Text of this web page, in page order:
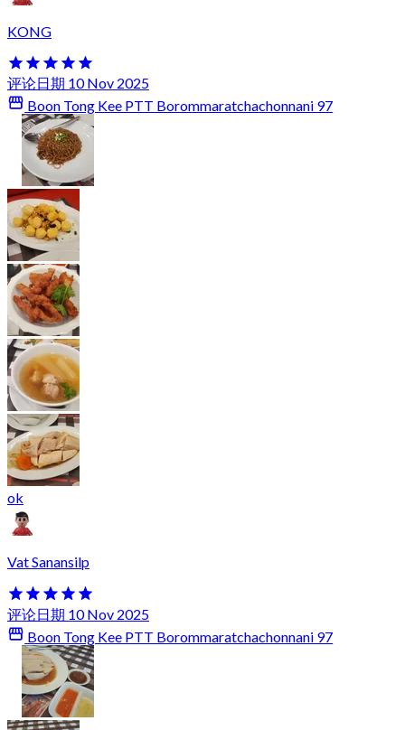
KONG
评论日期 10 Nov 2025
Boon Tong Kee PTT Borommaratchachonnani 97
ok
Vat Sanansilp
评论日期 10 Nov 2025
Boon Tong Kee PTT Borommaratchachonnani 97